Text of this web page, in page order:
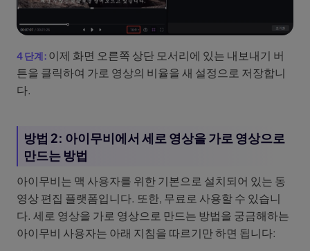
이제 화면 오른쪽 상단 모서리에 있는 내보내기 버
튼을 클릭하여 가로 영상의 비율을 새 설정으로 저장합니
다.
방법 2: 아이무비에서 세로 영상을 가로 영상으로
만드는 방법
아이무비는 맥 사용자를 위한 기본으로 설치되어 있는 동
영상 편집 플랫폼입니다. 또한, 무료로 사용할 수 있습니
다. 세로 영상을 가로 영상으로 만드는 방법을 궁금해하는
아이무비 사용자는 아래 지침을 따르기만 하면 됩니다: